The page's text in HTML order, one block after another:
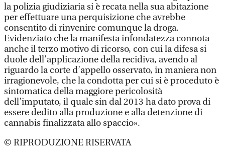
la polizia giudiziaria si è recata nella sua abitazione
per effettuare una perquisizione che avrebbe
consentito di rinvenire comunque la droga.
Evidenziato che la manifesta infondatezza connota
anche il terzo motivo di ricorso, con cui la difesa si
duole dell’applicazione della recidiva, avendo al
riguardo la corte d’appello osservato, in maniera non
irragionevole, che la condotta per cui si è proceduto è
sintomatica della maggiore pericolosità
dell’imputato, il quale sin dal 2013 ha dato prova di
essere dedito alla produzione e alla detenzione di
cannabis finalizzata allo spaccio».
© RIPRODUZIONE RISERVATA